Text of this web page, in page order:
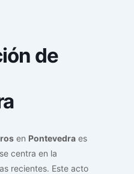
de
en Pontevedra es
centra en la
recientes. Este acto